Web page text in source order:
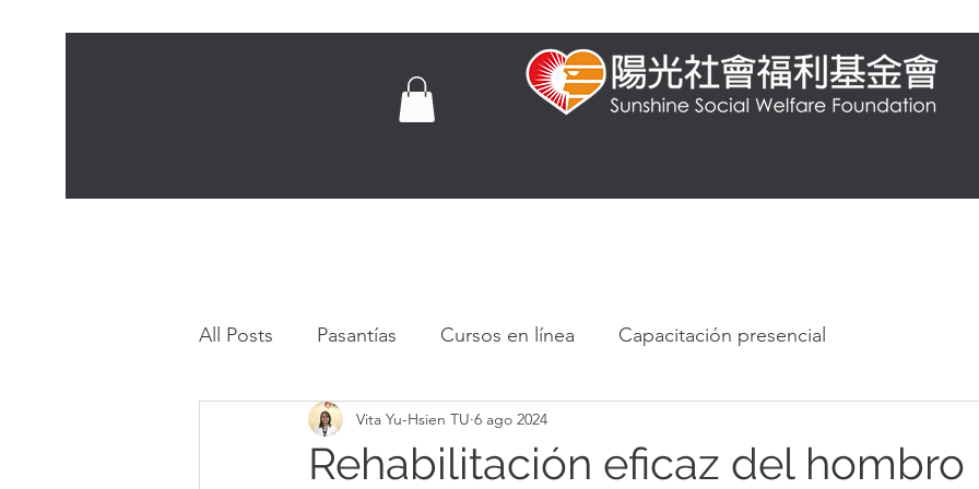
All Posts Pasantías Cursos en línea Capacitación presencial
Consejos y conocimientos prácticos
Rehabilitación eficaz del hombro
Vita Yu-Hsien TU 6 ago 2024